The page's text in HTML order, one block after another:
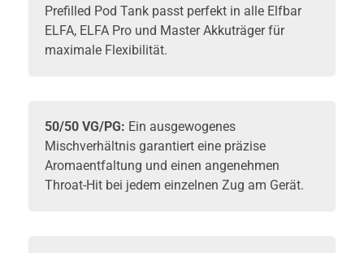
Prefilled Pod Tank passt perfekt in alle Elfbar
ELFA, ELFA Pro und Master Akkuträger für
maximale Flexibilität.
50/50 VG/PG: Ein ausgewogenes
Mischverhältnis garantiert eine präzise
Aromaentfaltung und einen angenehmen
Throat-Hit bei jedem einzelnen Zug am Gerät.